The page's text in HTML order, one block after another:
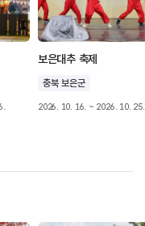
보은대추 축제
충북 보은군
2026. 10. 16. ~ 2026. 10. 25.